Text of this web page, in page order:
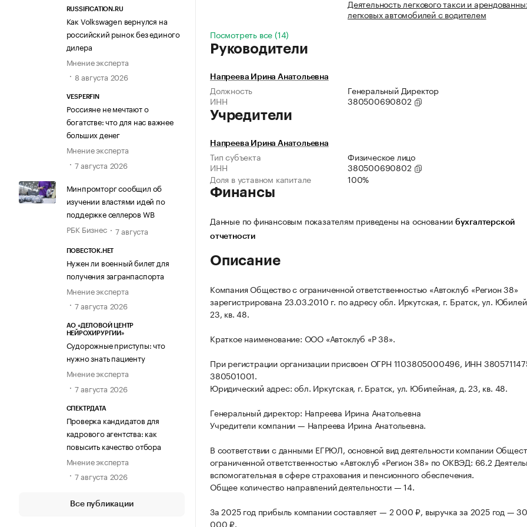
RUSSIFICATION.RU
Как Volkswagen вернулся на
российский рынок без единого
дилера
Мнение эксперта
8 августа 2026
VESPERFIN
Россияне не мечтают о
богатстве: что для нас важнее
больших денег
Мнение эксперта
7 августа 2026
Минпромторг сообщил об
изучении властями идей по
поддержке селлеров WB
РБК Бизнес
7 августа
ПОВЕСТОК.НЕТ
Нужен ли военный билет для
получения загранпаспорта
Мнение эксперта
7 августа 2026
АО «ДЕЛОВОЙ ЦЕНТР
НЕЙРОХИРУРГИИ»
Судорожные приступы: что
нужно знать пациенту
Мнение эксперта
7 августа 2026
СПЕКТРДАТА
Проверка кандидатов для
кадрового агентства: как
повысить качество отбора
Мнение эксперта
7 августа 2026
Все публикации
Деятельность легкового такси и
легковых автомобилей с водителем
Посмотреть все (14)
Руководители
Напреева Ирина Анатольевна
Должность
Генеральный Директор
ИНН
380500690802
Учредители
Напреева Ирина Анатольевна
Тип субъекта
Физическое лицо
ИНН
380500690802
Доля в уставном капитале
100%
Финансы
Данные по финансовым показателям приведены на основании бухгалтерской
отчетности
Описание
Компания Общество с ограниченной ответственностью «Автоклуб «Регион 38»
зарегистрирована 23.03.2010 г. по адресу обл. Иркутская, г. Братск, ул.
23, кв. 48.
Краткое наименование: ООО «Автоклуб «Р 38».
При регистрации организации присвоен ОГРН 1103805000496, ИНН
380501001.
Юридический адрес: обл. Иркутская, г. Братск, ул. Юбилейная, д. 23, кв. 48.
Генеральный директор: Напреева Ирина Анатольевна
Учредители компании — Напреева Ирина Анатольевна.
В соответствии с данными ЕГРЮЛ, основной вид деятельности компании
ограниченной ответственностью «Автоклуб «Регион 38» по ОКВЭД: 66.2
вспомогательная в сфере страхования и пенсионного обеспечения.
Общее количество направлений деятельности — 14.
За 2025 год прибыль компании составляет — 2 000 ₽, выручка за 2025 год —
000 ₽.